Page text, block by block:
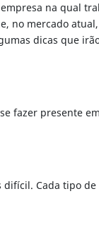
na qual
no mercado
dicas que
fazer presente
Cada tipo